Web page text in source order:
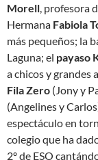
Morell , profesora
Hermana Fabiola
más pequeños; la
Laguna; el payaso
a chicos y grandes
Fila Zero (Jony y
(Angelines y
espectáculo en
colegio que ha
2º de ESO